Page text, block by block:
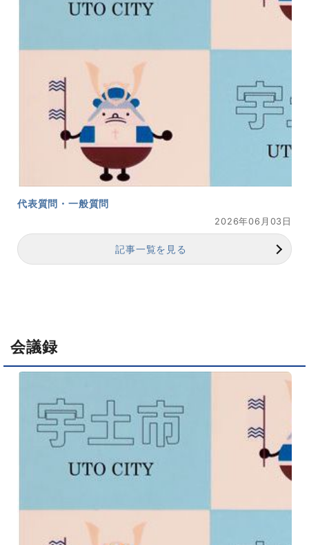
代表質問・一般質問
2026年06月03日
記事一覧を見る
会議録